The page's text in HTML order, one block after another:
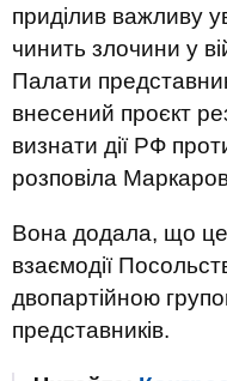
приділив важливу
чинить злочини у
Палати
внесений проєкт
визнати дії РФ
розповіла
Вона додала, що
взаємодії
двопартійною
представників.